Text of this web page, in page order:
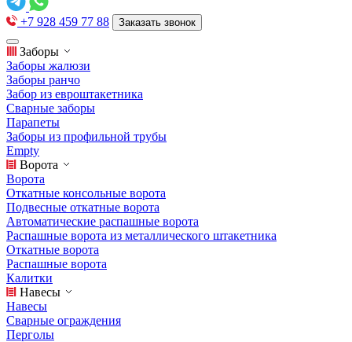
+7 928 459 77 88 Заказать звонок
Заборы
Заборы жалюзи
Заборы ранчо
Забор из евроштакетника
Сварные заборы
Парапеты
Заборы из профильной трубы
Empty
Ворота
Ворота
Откатные консольные ворота
Подвесные откатные ворота
Автоматические распашные ворота
Распашные ворота из металлического штакетника
Откатные ворота
Распашные ворота
Калитки
Навесы
Навесы
Сварные ограждения
Перголы